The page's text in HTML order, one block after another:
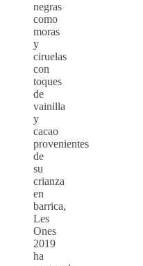
negras
como
moras
y
ciruelas
con
toques
de
vainilla
y
cacao
provenientes
de
su
crianza
en
barrica,
Les
Ones
2019
ha